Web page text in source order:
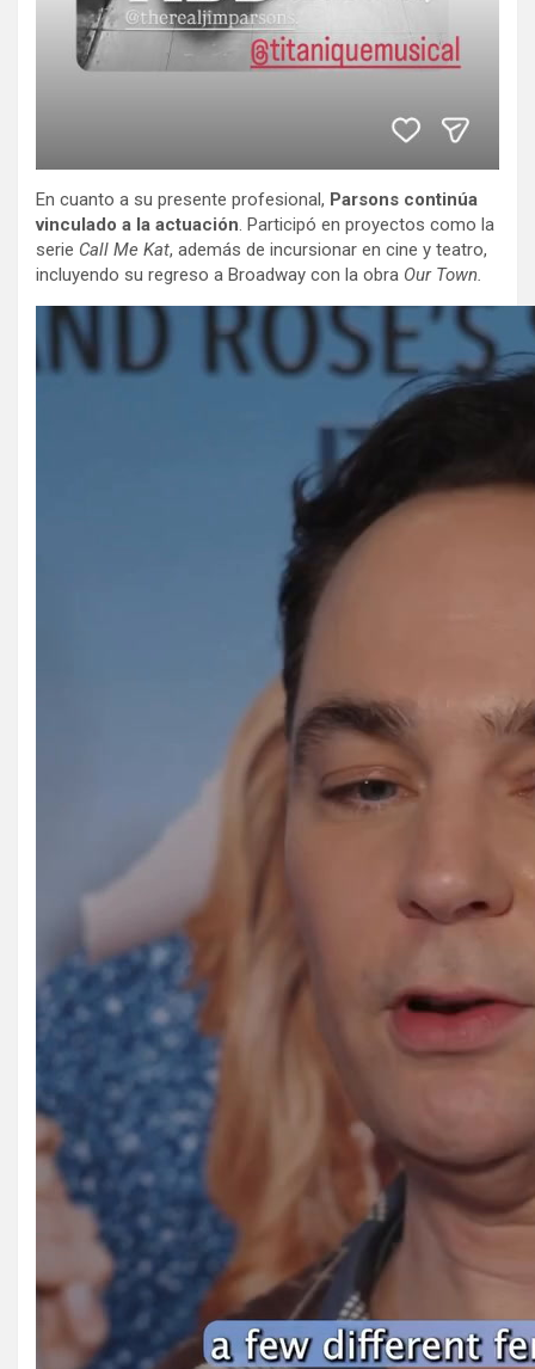
En cuanto a su presente profesional, Parsons continúa
vinculado a la actuación. Participó en proyectos como la
serie Call Me Kat, además de incursionar en cine y teatro,
incluyendo su regreso a Broadway con la obra Our Town.